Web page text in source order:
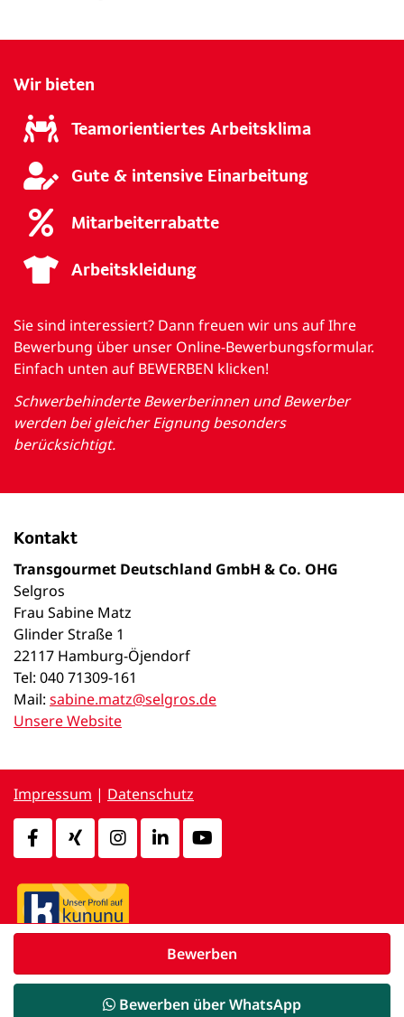
Wir bieten
Teamorientiertes Arbeitsklima
Gute & intensive Einarbeitung
Mitarbeiterrabatte
Arbeitskleidung
Sie sind interessiert? Dann freuen wir uns auf Ihre
Bewerbung über unser Online-Bewerbungsformular.
Einfach unten auf BEWERBEN klicken!
Schwerbehinderte Bewerberinnen und Bewerber
werden bei gleicher Eignung besonders
berücksichtigt.
Kontakt
Transgourmet Deutschland GmbH & Co. OHG
Selgros
Frau Sabine Matz
Glinder Straße 1
22117 Hamburg-Öjendorf
Tel: 040 71309-161
Mail: sabine.matz@selgros.de
Unsere Website
Bewerben über WhatsApp
Bewerben
Impressum | Datenschutz